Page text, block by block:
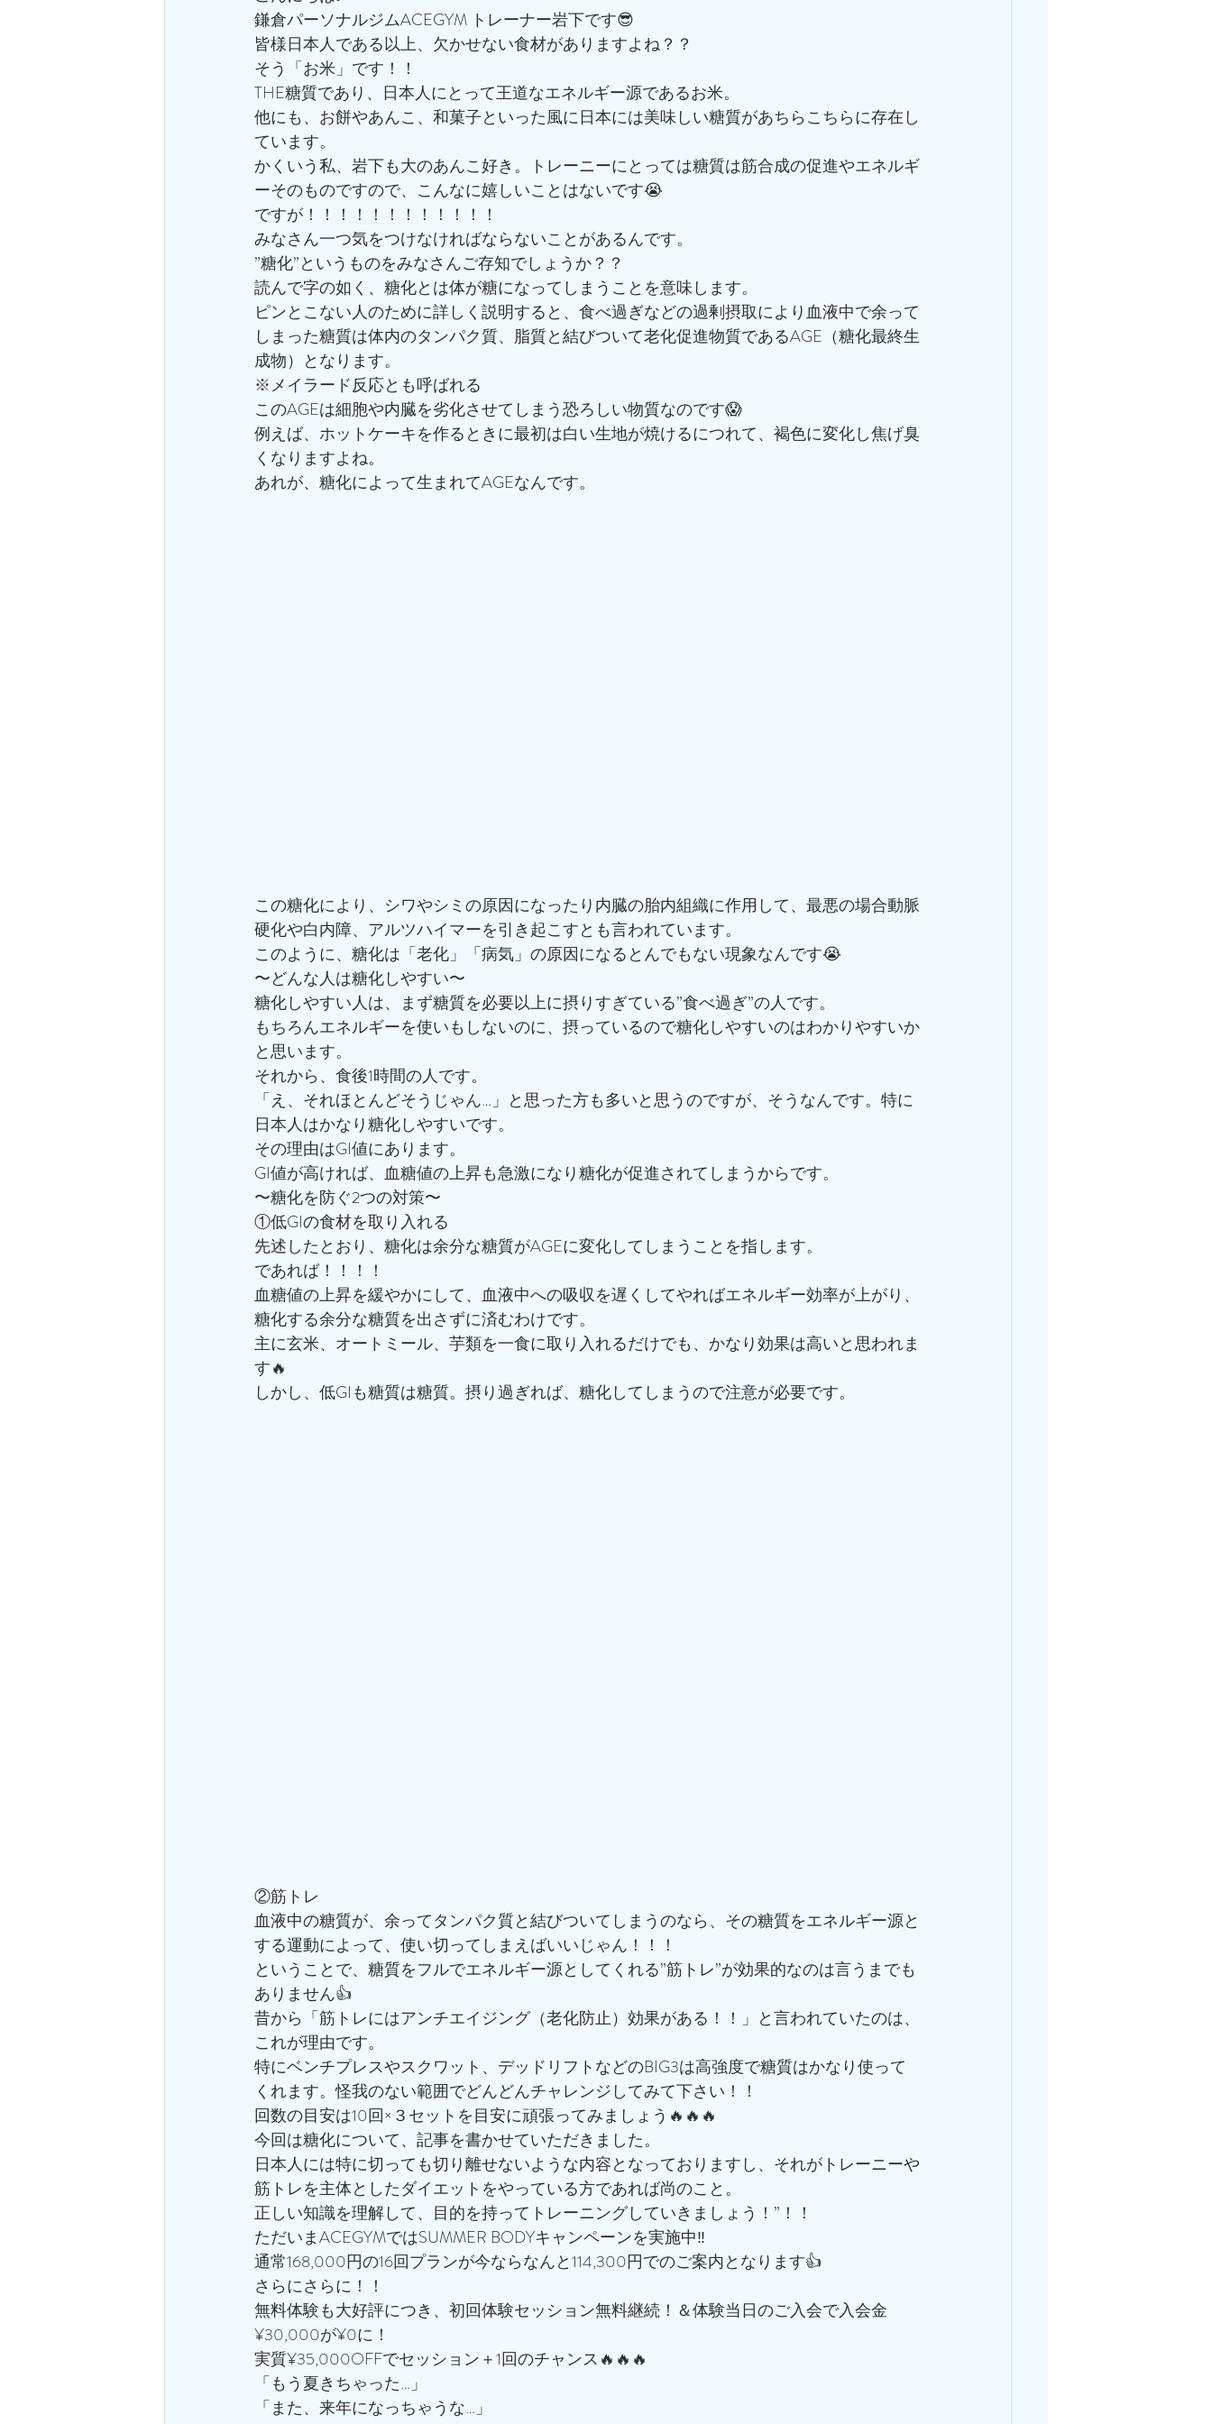
鎌倉パーソナルジムACEGYM トレーナー岩下です😎
皆様日本人である以上、欠かせない食材がありますよね？？
そう「お米」です！！
THE糖質であり、日本人にとって王道なエネルギー源であるお米。
他にも、お餅やあんこ、和菓子といった風に日本には美味しい糖質があちらこちらに存在し
ています。
かくいう私、岩下も大のあんこ好き。トレーニーにとっては糖質は筋合成の促進やエネルギ
ーそのものですので、こんなに嬉しいことはないです😭
ですが！！！！！！！！！！！！
みなさん一つ気をつけなければならないことがあるんです。
”糖化”というものをみなさんご存知でしょうか？？
読んで字の如く、糖化とは体が糖になってしまうことを意味します。
ピンとこない人のために詳しく説明すると、食べ過ぎなどの過剰摂取により血液中で余って
しまった糖質は体内のタンパク質、脂質と結びついて老化促進物質であるAGE（糖化最終生
成物）となります。
※メイラード反応とも呼ばれる
このAGEは細胞や内臓を劣化させてしまう恐ろしい物質なのです😱
例えば、ホットケーキを作るときに最初は白い生地が焼けるにつれて、褐色に変化し焦げ臭
くなりますよね。
あれが、糖化によって生まれてAGEなんです。
この糖化により、シワやシミの原因になったり内臓の胎内組織に作用して、最悪の場合動脈
硬化や白内障、アルツハイマーを引き起こすとも言われています。
このように、糖化は「老化」「病気」の原因になるとんでもない現象なんです😭
〜どんな人は糖化しやすい〜
糖化しやすい人は、まず糖質を必要以上に摂りすぎている”食べ過ぎ”の人です。
もちろんエネルギーを使いもしないのに、摂っているので糖化しやすいのはわかりやすいか
と思います。
それから、食後1時間の人です。
「え、それほとんどそうじゃん…」と思った方も多いと思うのですが、そうなんです。特に
日本人はかなり糖化しやすいです。
その理由はGI値にあります。
GI値が高ければ、血糖値の上昇も急激になり糖化が促進されてしまうからです。
〜糖化を防ぐ2つの対策〜
①低GIの食材を取り入れる
先述したとおり、糖化は余分な糖質がAGEに変化してしまうことを指します。
であれば！！！！
血糖値の上昇を緩やかにして、血液中への吸収を遅くしてやればエネルギー効率が上がり、
糖化する余分な糖質を出さずに済むわけです。
主に玄米、オートミール、芋類を一食に取り入れるだけでも、かなり効果は高いと思われま
す🔥
しかし、低GIも糖質は糖質。摂り過ぎれば、糖化してしまうので注意が必要です。
②筋トレ
血液中の糖質が、余ってタンパク質と結びついてしまうのなら、その糖質をエネルギー源と
する運動によって、使い切ってしまえばいいじゃん！！！
ということで、糖質をフルでエネルギー源としてくれる”筋トレ”が効果的なのは言うまでも
ありません👍
昔から「筋トレにはアンチエイジング（老化防止）効果がある！！」と言われていたのは、
これが理由です。
特にベンチプレスやスクワット、デッドリフトなどのBIG3は高強度で糖質はかなり使って
くれます。怪我のない範囲でどんどんチャレンジしてみて下さい！！
回数の目安は10回×３セットを目安に頑張ってみましょう🔥🔥🔥
今回は糖化について、記事を書かせていただきました。
日本人には特に切っても切り離せないような内容となっておりますし、それがトレーニーや
筋トレを主体としたダイエットをやっている方であれば尚のこと。
正しい知識を理解して、目的を持ってトレーニングしていきましょう！”！！
ただいまACEGYMではSUMMER BODYキャンペーンを実施中‼️
通常168,000円の16回プランが今ならなんと114,300円でのご案内となります👍
さらにさらに！！
無料体験も大好評につき、初回体験セッション無料継続！＆体験当日のご入会で入会金
¥30,000が¥0に！
実質¥35,000OFFでセッション＋1回のチャンス🔥🔥🔥
「もう夏きちゃった…」
「また、来年になっちゃうな…」